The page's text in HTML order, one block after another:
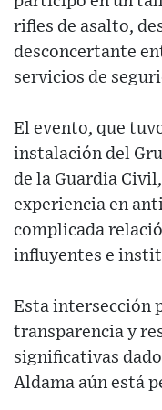
rifles de asalto,
desconcertante
servicios de
El evento, que
instalación del
de la Guardia
experiencia en
complicada
influyentes e
Esta intersección
transparencia y
significativas
Aldama aún está